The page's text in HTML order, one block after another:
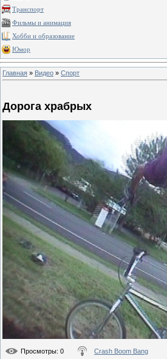
Транспорт
Фильмы и анимация
Хобби и образование
Юмор
Главная » Видео » Спорт
Дорога храбрых
Просмотры: 0 Crash Boom Bang